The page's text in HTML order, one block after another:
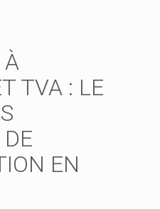
À
TVA : LE
EN